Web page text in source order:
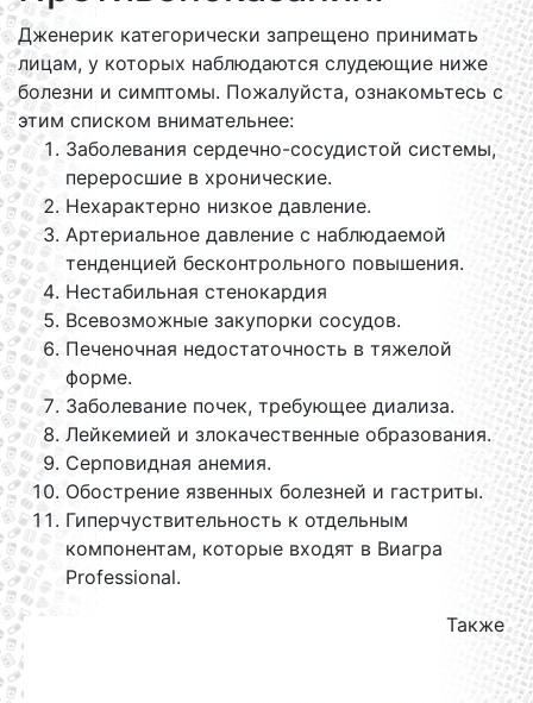
Дженерик категорически запрещено принимать
лицам, у которых наблюдаются слудеющие ниже
болезни и симптомы. Пожалуйста, ознакомьтесь с
этим списком внимательнее:
Заболевания сердечно-сосудистой системы,
переросшие в хронические.
Нехарактерно низкое давление.
Артериальное давление с наблюдаемой
тенденцией бесконтрольного повышения.
Нестабильная стенокардия
Всевозможные закупорки сосудов.
Печеночная недостаточность в тяжелой
форме.
Заболевание почек, требующее диализа.
Лейкемией и злокачественные образования.
Серповидная анемия.
Обострение язвенных болезней и гастриты.
Гиперчуствительность к отдельным
компонентам, которые входят в Виагра
Professional.
Также